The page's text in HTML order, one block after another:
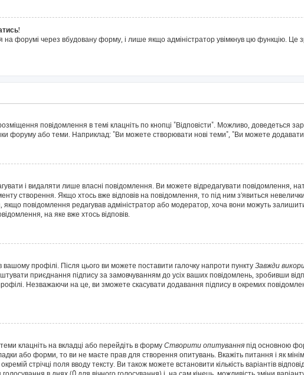
на форумі через вбудовану форму, і лише якщо адміністратор увімкнув цю функцію. Це
повідомлення в темі клацніть по кнопці "Відповісти". Можливо, доведеться
форуму або теми. Наприклад: "Ви можете створювати нові теми", "Ви можете
і видаляти лише власні повідомлення. Ви можете відредагувати повідомлення,
створення. Якщо хтось вже відповів на повідомлення, то під ним з'явиться
якщо повідомлення редагував адміністратор або модератор, хоча вони можуть
на яке вже хтось відповів.
профілі. Після цього ви можете поставити галочку напроти пункту Завжди
приєднання підпису за замовчуванням до усіх ваших повідомлень, зробивши
Незважаючи на це, ви зможете скасувати додавання підпису в окремих
клацніть на вкладці або перейдіть в форму Створити опитування під основною
або форми, то ви не маєте прав для створення опитувань. Вкажіть питання і як
стрічці поля вводу тексту. Ви також можете встановити кількість варіантів